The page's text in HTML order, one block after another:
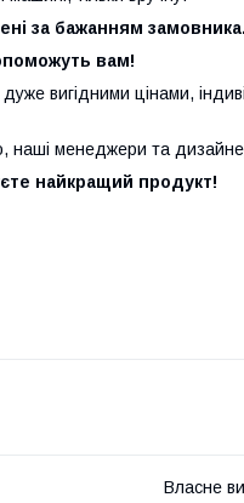
за бажанням замовника.
вам!
вигідними цінами,
наші менеджери та
найкращий продукт!
Власне